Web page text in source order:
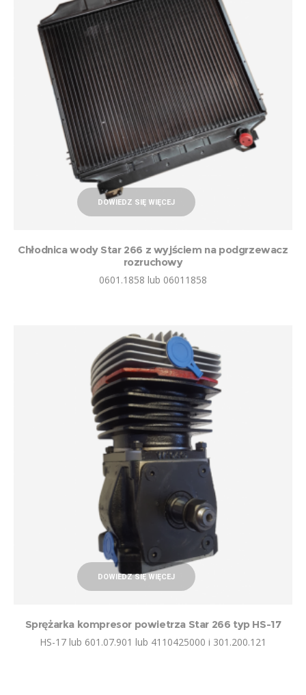
DOWIEDZ SIĘ WIĘCEJ
Chłodnica wody Star 266 z wyjściem na podgrzewacz
rozruchowy
0601.1858 lub 06011858
DOWIEDZ SIĘ WIĘCEJ
Sprężarka kompresor powietrza Star 266 typ HS-17
HS-17 lub 601.07.901 lub 4110425000 i 301.200.121